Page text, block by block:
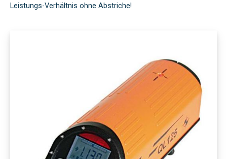
Leistungs-Verhältnis ohne Abstriche!